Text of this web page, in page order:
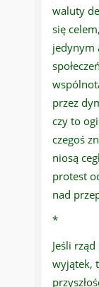
waluty
się
jedynym
przez
czy to
czegoś
niosą
protest
nad
*
Jeśli
wyjątek,